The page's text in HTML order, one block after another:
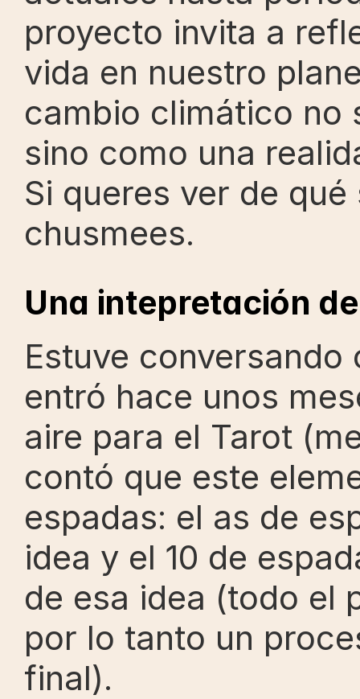
proyecto invita a
vida en nuestro
cambio climático no
sino como una
Si queres ver de
chusmees.
Una intepretación
Estuve
entró hace unos
aire para el Tarot
contó que este
espadas: el as de
idea y el 10 de
de esa idea (todo el
por lo tanto un
final).